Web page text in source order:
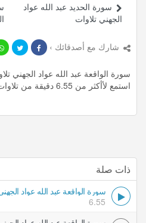
سورة الحديد عبد الله عواد
الجهني تلاوات
شارك مع أصدقائك ›
استمع لأأكثر من 6.55 دقيقة من تلاوات المميزة مجانا.
ذات صلة
سورة الواقعة عبد الله عواد
6.55